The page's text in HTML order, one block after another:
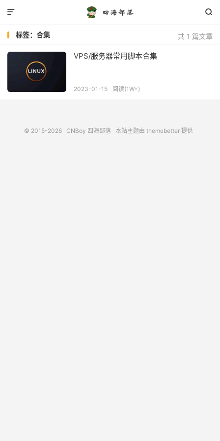


共 1 篇文章
标签：合集
VPS/服务器常用脚本合集
2023-01-15 阅读(1W+)
© 2015-2026 CNBoy 四海部落 本站主题由 themebetter 提供